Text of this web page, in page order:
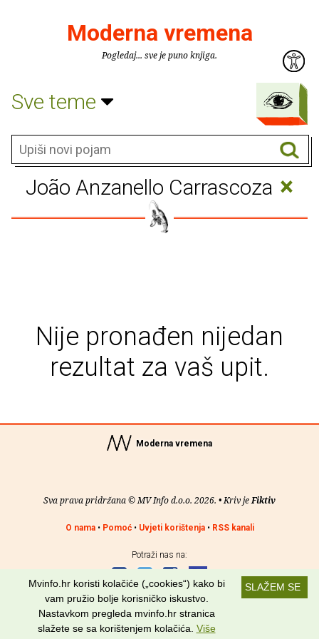
Moderna vremena
Pogledaj... sve je puno knjiga.
Sve teme
João Anzanello Carrascoza ×
Nije pronađen nijedan
rezultat za vaš upit.
Moderna vremena
Sva prava pridržana © MV Info d.o.o. 2026. • Kriv jeFiktiv
O nama• Pomoć• Uvjeti korištenja• RSS kanali
Potraži nas na:
SLAŽEM SE
Mvinfo.hr koristi kolačiće („cookies“) kako bi
vam pružio bolje korisničko iskustvo.
Nastavkom pregleda mvinfo.hr stranica
slažete se sa korištenjem kolačića. Više